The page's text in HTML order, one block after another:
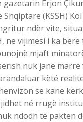
gazetarin Erjon
(KSSH)
ndër vite,
ne vijimësi i ka
mjaft
nuk janë
këtë
se kanë
në rrugë
ndodh të paktën